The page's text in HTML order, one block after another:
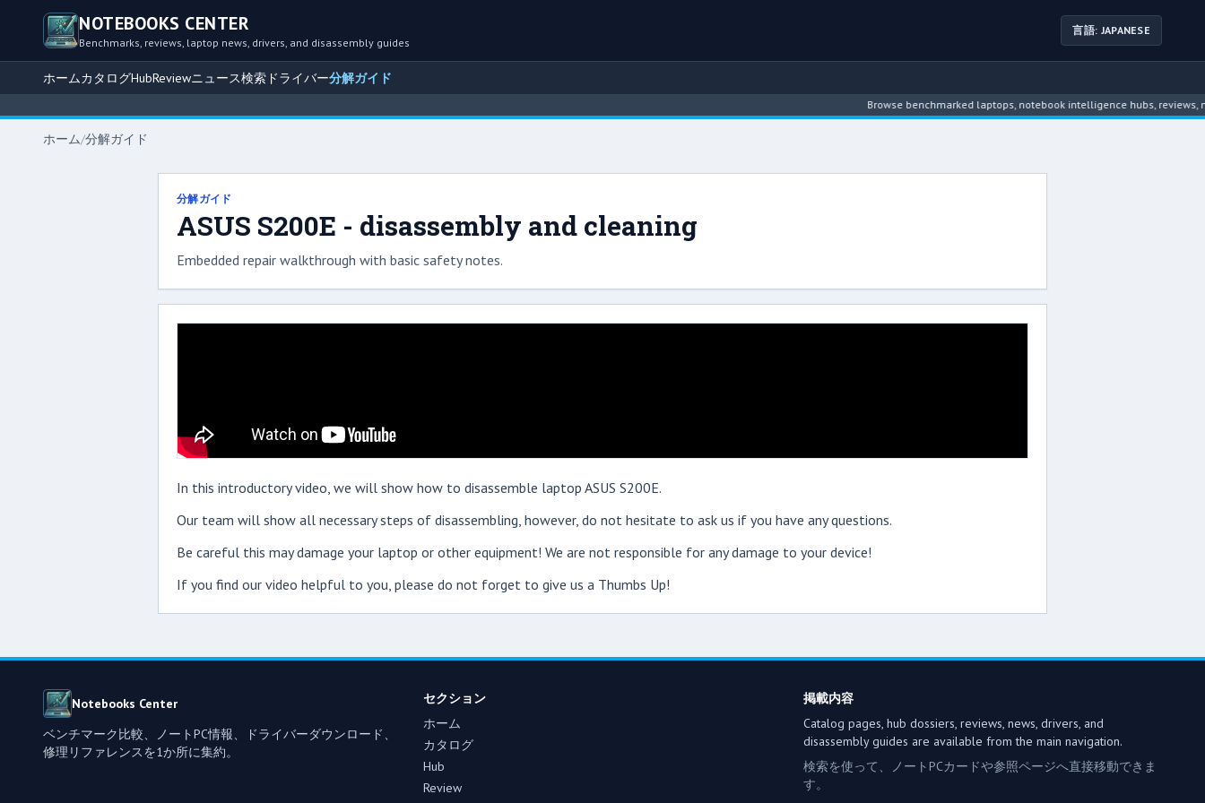
NOTEBOOKS CENTER
Benchmarks, reviews, laptop news, drivers, and disassembly guides
言語: JAPANESE
ホームカタログHubReviewニュース検索 ドライバー分解ガイド
Browse benchmarked laptops, notebook intelligence hubs, reviews,
ホーム/分解ガイド
分解ガイド
ASUS S200E - disassembly and cleaning
Embedded repair walkthrough with basic safety notes.
In this introductory video, we will show how to disassemble laptop ASUS S200E.
Our team will show all necessary steps of disassembling, however, do not hesitate to ask us if you have any questions.
Be careful this may damage your laptop or other equipment! We are not responsible for any damage to your device!
If you find our video helpful to you, please do not forget to give us a Thumbs Up!
Notebooks Center
ベンチマーク比較、ノートPC情報、ドライバーダウンロード、
修理リファレンスを1か所に集約。
セクション
ホーム
カタログ
Hub
Review
掲載内容
Catalog pages, hub dossiers, reviews, news, drivers, and
disassembly guides are available from the main navigation.
検索を使って、ノートPCカードや参照ページへ直接移動できま
す。